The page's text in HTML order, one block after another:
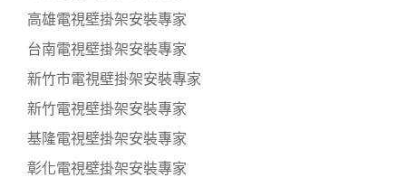
高雄電視壁掛架安裝專家
台南電視壁掛架安裝專家
新竹市電視壁掛架安裝專家
新竹電視壁掛架安裝專家
基隆電視壁掛架安裝專家
彰化電視壁掛架安裝專家